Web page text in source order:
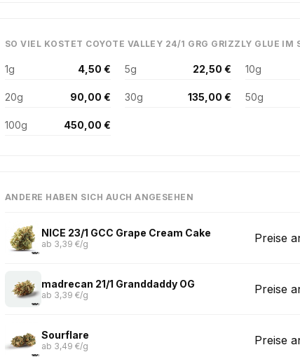
SO VIEL KOSTET COYOTE VALLEY 24/1 GRG GRIZZLY GLUE IM
1g 4,50 € 5g 22,50 € 10g
20g 90,00 € 30g 135,00 € 50g
100g 450,00 €
ANDERE HABEN SICH AUCH ANGESEHEN
NICE 23/1 GCC Grape Cream Cake
ab 3,39 €/g Preise
madrecan 21/1 Granddaddy OG
ab 3,39 €/g Preise
Sourflare
ab 3,49 €/g Preise